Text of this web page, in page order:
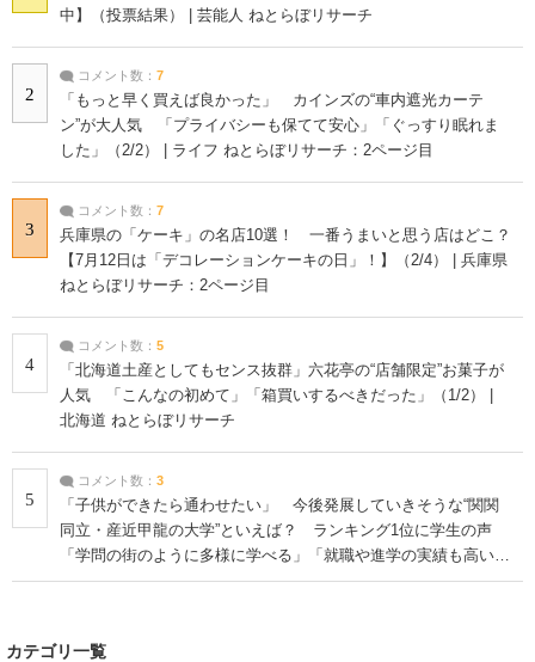
中】（投票結果） | 芸能人 ねとらぼリサーチ
2
コメント数： 7
「もっと早く買えば良かった」 カインズの“車内遮光カーテ
ン”が大人気 「プライバシーも保てて安心」「ぐっすり眠れま
した」（2/2） | ライフ ねとらぼリサーチ：2ページ目
3
コメント数： 7
兵庫県の「ケーキ」の名店10選！ 一番うまいと思う店はどこ？
【7月12日は「デコレーションケーキの日」！】（2/4） | 兵庫県
ねとらぼリサーチ：2ページ目
4
コメント数： 5
「北海道土産としてもセンス抜群」六花亭の“店舗限定”お菓子が
人気 「こんなの初めて」「箱買いするべきだった」（1/2） |
北海道 ねとらぼリサーチ
5
コメント数： 3
「子供ができたら通わせたい」 今後発展していきそうな“関関
同立・産近甲龍の大学”といえば？ ランキング1位に学生の声
「学問の街のように多様に学べる」「就職や進学の実績も高い」
| 大学 ねとらぼリサーチ
カテゴリ一覧